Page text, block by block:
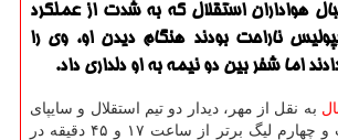
هواداران استقلال كه به شدت از عملكرد
ناراحت بودند هنگام دیدن او، وی را
اما شفر بین دو نیمه به او دلداری داد.
به نقل از مهر، دیدار دو تیم استقلال و سایپای
لیگ برتر از ساعت ۱۷ و ۴۵ دقیقه در